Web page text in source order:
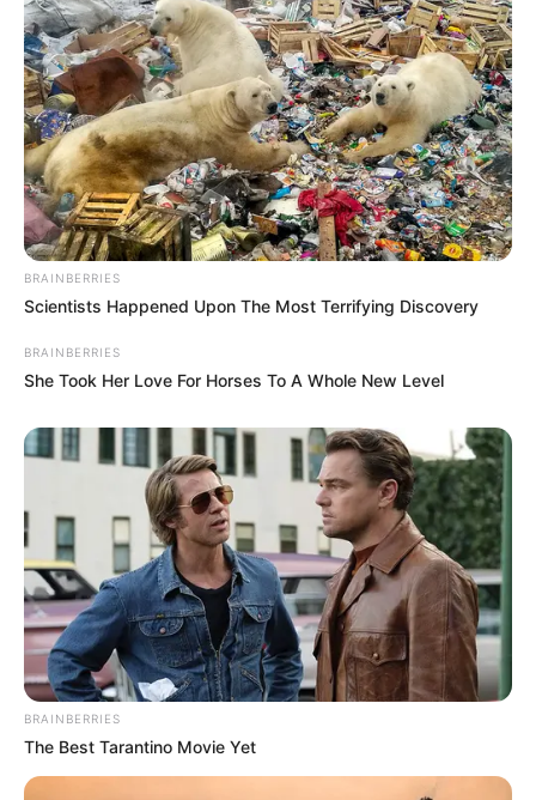
TAGS
BRAINBERRIES
Scientists Happened Upon The Most Terrifying Discovery
BRAINBERRIES
She Took Her Love For Horses To A Whole New Level
BRAINBERRIES
The Best Tarantino Movie Yet